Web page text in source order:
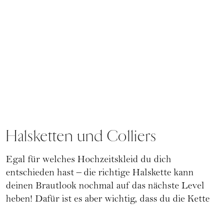
Halsketten und Colliers
Egal für welches Hochzeitskleid du dich
entschieden hast – die richtige Halskette kann
deinen Brautlook nochmal auf das nächste Level
heben! Dafür ist es aber wichtig, dass du die Kette